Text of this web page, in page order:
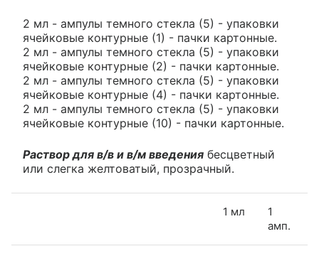
2 мл - ампулы темного стекла (5) - упаковки
ячейковые контурные (1) - пачки картонные.
2 мл - ампулы темного стекла (5) - упаковки
ячейковые контурные (2) - пачки картонные.
2 мл - ампулы темного стекла (5) - упаковки
ячейковые контурные (4) - пачки картонные.
2 мл - ампулы темного стекла (5) - упаковки
ячейковые контурные (10) - пачки картонные.
Раствор для в/в и в/м введения бесцветный
или слегка желтоватый, прозрачный.
1 мл
1
амп.